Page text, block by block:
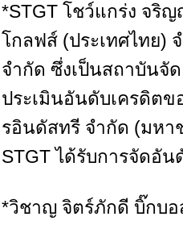
*STGT โชว์แกร่ง จริ
โกลฟส์ (ประเทศไทย)
จำกัด ซึ่งเป็นสถาบันจั
ประเมินอันดับเครดิตข
รอินดัสทรี จำกัด (มหา
STGT ได้รับการจัดอั
*วิชาญ จิตร์ภักดี บิ๊กบอ